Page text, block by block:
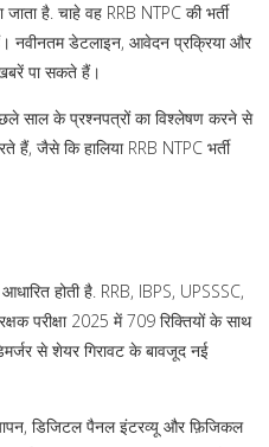
है. चाहे वह RRB NTPC की भर्ती
हैं। नवीनतम डेटलाइन, आवेदन प्रक्रिया और
खबरें पा सकते हैं।
साल के प्रश्नपत्रों का विश्लेषण करने से
जैसे कि हालिया RRB NTPC भर्ती
होती है. RRB, IBPS, UPSSSC,
परीक्षा 2025 में 709 रिक्तियों के साथ
से शेयर गिरावट के बावजूद नई
डिजिटल पैनल इंटरव्यू और फ़िजिकल